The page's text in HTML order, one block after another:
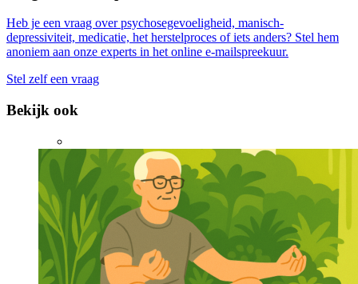
Heb je een vraag over psychosegevoeligheid, manisch-
depressiviteit, medicatie, het herstelproces of iets anders? Stel hem
anoniem aan onze experts in het online e-mailspreekuur.
Stel zelf een vraag
Bekijk ook